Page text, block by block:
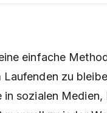
einfache
Laufenden zu
in sozialen